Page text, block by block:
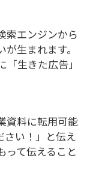
索エンジンから
生まれます。
生きた広告」
資料に転用可能
さい！」と伝え
って伝えること